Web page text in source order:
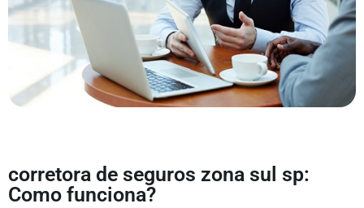
corretora de seguros zona sul sp:
Como funciona?